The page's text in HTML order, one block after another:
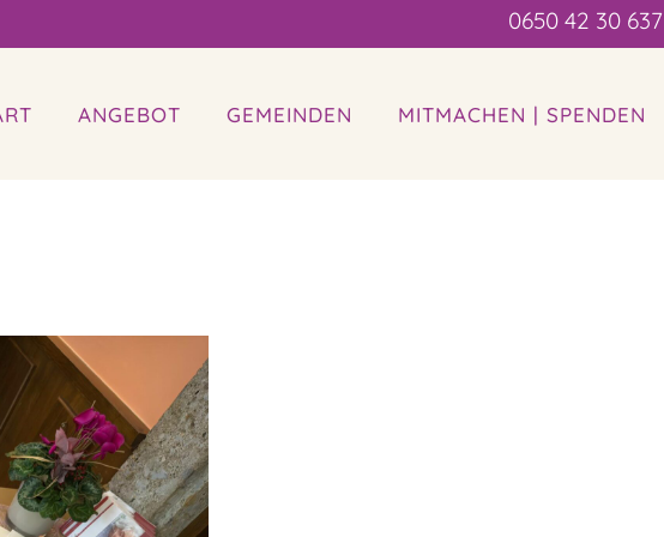
0650 42 30 637
ANGEBOT GEMEINDEN MITMACHEN | SPENDEN